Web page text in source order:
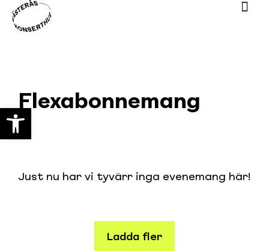
Flexabonnemang
Just nu har vi tyvärr inga evenemang här!
Ladda fler
Open toolbar